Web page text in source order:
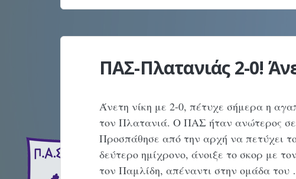
ΠΑΣ-Πλατανιάς 2-0!
Άνετη νίκη με 2-0, πέτυχε σήμερα η
τον Πλατανιά. Ο ΠΑΣ ήταν ανώτερος
Προσπάθησε από την αρχή να πετύχει
δεύτερο ημίχρονο, άνοιξε το σκορ με
τον Παμλίδη, απέναντι στην ομάδα του